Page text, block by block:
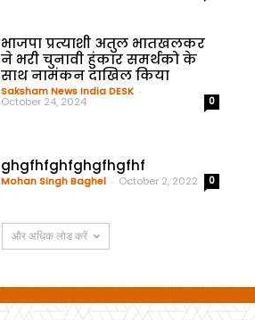
भाजपा प्रत्याशी अतुल भातखलकर
ने भरी चुनावी हुंकार समर्थको के
साथ नामंकन दाखिल किया
Saksham News India DESK -
October 24, 2024 0
ghgfhfghfghgfhgfhf
Mohan Singh Baghel - October 2, 2022 0
और अधिक लोड करें